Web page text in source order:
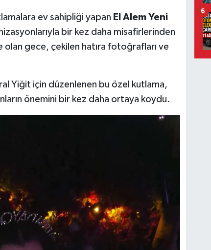
ev sahipliği yapan El Alem Yeni
bir kez daha misafirlerinden
gece, çekilen hatıra fotoğrafları ve
Yiğit için düzenlenen bu özel kutlama,
önemini bir kez daha ortaya koydu.
6